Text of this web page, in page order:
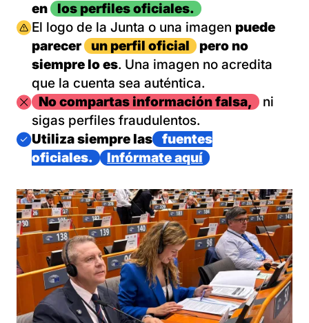
en
los perfiles oficiales.
Imagen
El logo de la Junta o una imagen puede
parecer
un perfil oficial
pero no
siempre lo es. Una imagen no acredita
que la cuenta sea auténtica.
ImagenNo compartas información falsa,
ni
sigas perfiles fraudulentos.
Imagen
Utiliza siempre las
fuentes
oficiales.
Infórmate aquí